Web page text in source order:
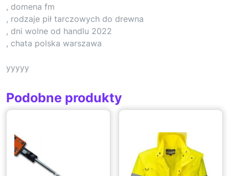
, domena fm
, rodzaje pił tarczowych do drewna
, dni wolne od handlu 2022
, chata polska warszawa
yyyyy
Podobne produkty